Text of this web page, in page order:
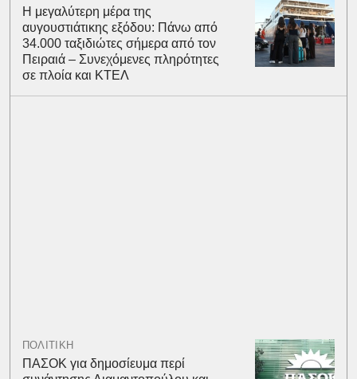
Η μεγαλύτερη μέρα της
αυγουστιάτικης εξόδου: Πάνω από
34.000 ταξιδιώτες σήμερα από τον
Πειραιά – Συνεχόμενες πληρότητες
σε πλοία και ΚΤΕΛ
ΠΟΛΙΤΙΚΗ
ΠΑΣΟΚ για δημοσίευμα περί